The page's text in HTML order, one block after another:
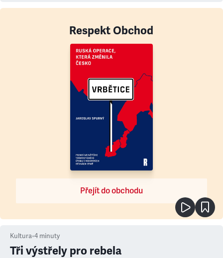
Respekt Obchod
Přejít do obchodu
Kultura•4 minuty
Tři výstřely pro rebela